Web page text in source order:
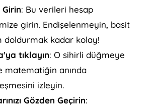
: Bu verileri hesap
girin. Endişelenmeyin, basit
doldurmak kadar kolay!
tıklayın: O sihirli düğmeye
matematiğin anında
izleyin.
Gözden Geçirin: